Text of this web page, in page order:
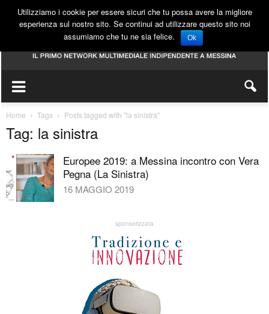
Home Tags Posts tagged with "la sinistra"
Tag: la sinistra
Europee 2019: a Messina incontro con Vera
Pegna (La Sinistra)
16 MAGGIO 2019
sponsorizzata
Utilizziamo i cookie per essere sicuri che tu possa avere la migliore
esperienza sul nostro sito. Se continui ad utilizzare questo sito noi
assumiamo che tu ne sia felice.
Ok